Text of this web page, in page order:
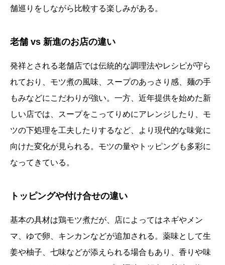
舗巡りをしながら比較する楽しみがある。
老舗 vs 新進のお店の違い
発祥とされる老舗店では伝統的な調理法やレシピが守ら
れており、モツ煮の風味、スープのあっさり感、麺の手
もみなどにこだわりが強い。一方、近年提供を始めた新
しい店では、スープをこってりめにアレンジしたり、モ
ツの下処理を工夫したりするなど、より現代的な味覚に
向けた変化が見られる。モツの量やトッピングも多彩に
なってきている。
トッピングや付け合せの違い
基本の具材は鶏モツ煮だが、店によってはネギやメン
マ、ゆで卵、キンカンなどが追加される。薬味として生
姜や柚子、七味などが添えられる場合もあり、香りや味